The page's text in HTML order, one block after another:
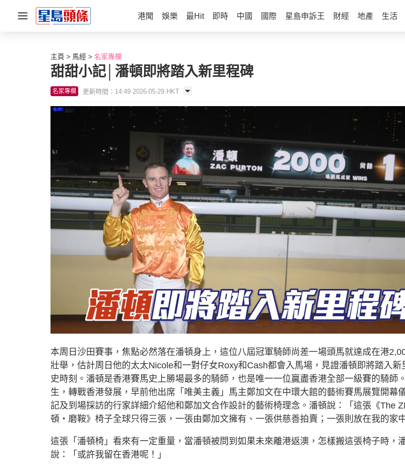
港聞 娛樂 最Hit 即時 中國 國際 星島申訴王 財經 地產 生活
主頁 馬經 名家專欄
甜甜小記│潘頓即將踏入新里程碑
名家專欄 更新時間：14:49 2026-05-29 HKT
本周日沙田賽事，焦點必然落在潘頓身上，這位八屆冠軍騎師尚差一場頭馬就達成在港
壯舉，估計周日他的太太Nicole和一對仔女Roxy和Cash都會入馬場，見證潘頓即將踏入新
史時刻。潘頓是香港賽馬史上勝場最多的騎師，也是唯一一位贏盡香港全部一級賽的騎師
生，轉戰香港發展，早前他出席「唯美主義」馬主鄭加文在中環大館的藝術賽馬展覽開幕
記及到場採訪的行家詳細介紹他和鄭加文合作設計的藝術椅理念。潘頓說：「這張《The
頓・磨鞍》椅子全球只得三張，一張由鄭加文擁有、一張供慈善拍賣；一張則放在我的家中
這張「潘頓椅」看來有一定重量，當潘頓被問到如果未來離港返澳，怎樣搬這張椅子時，
說：「或許我留在香港呢！」